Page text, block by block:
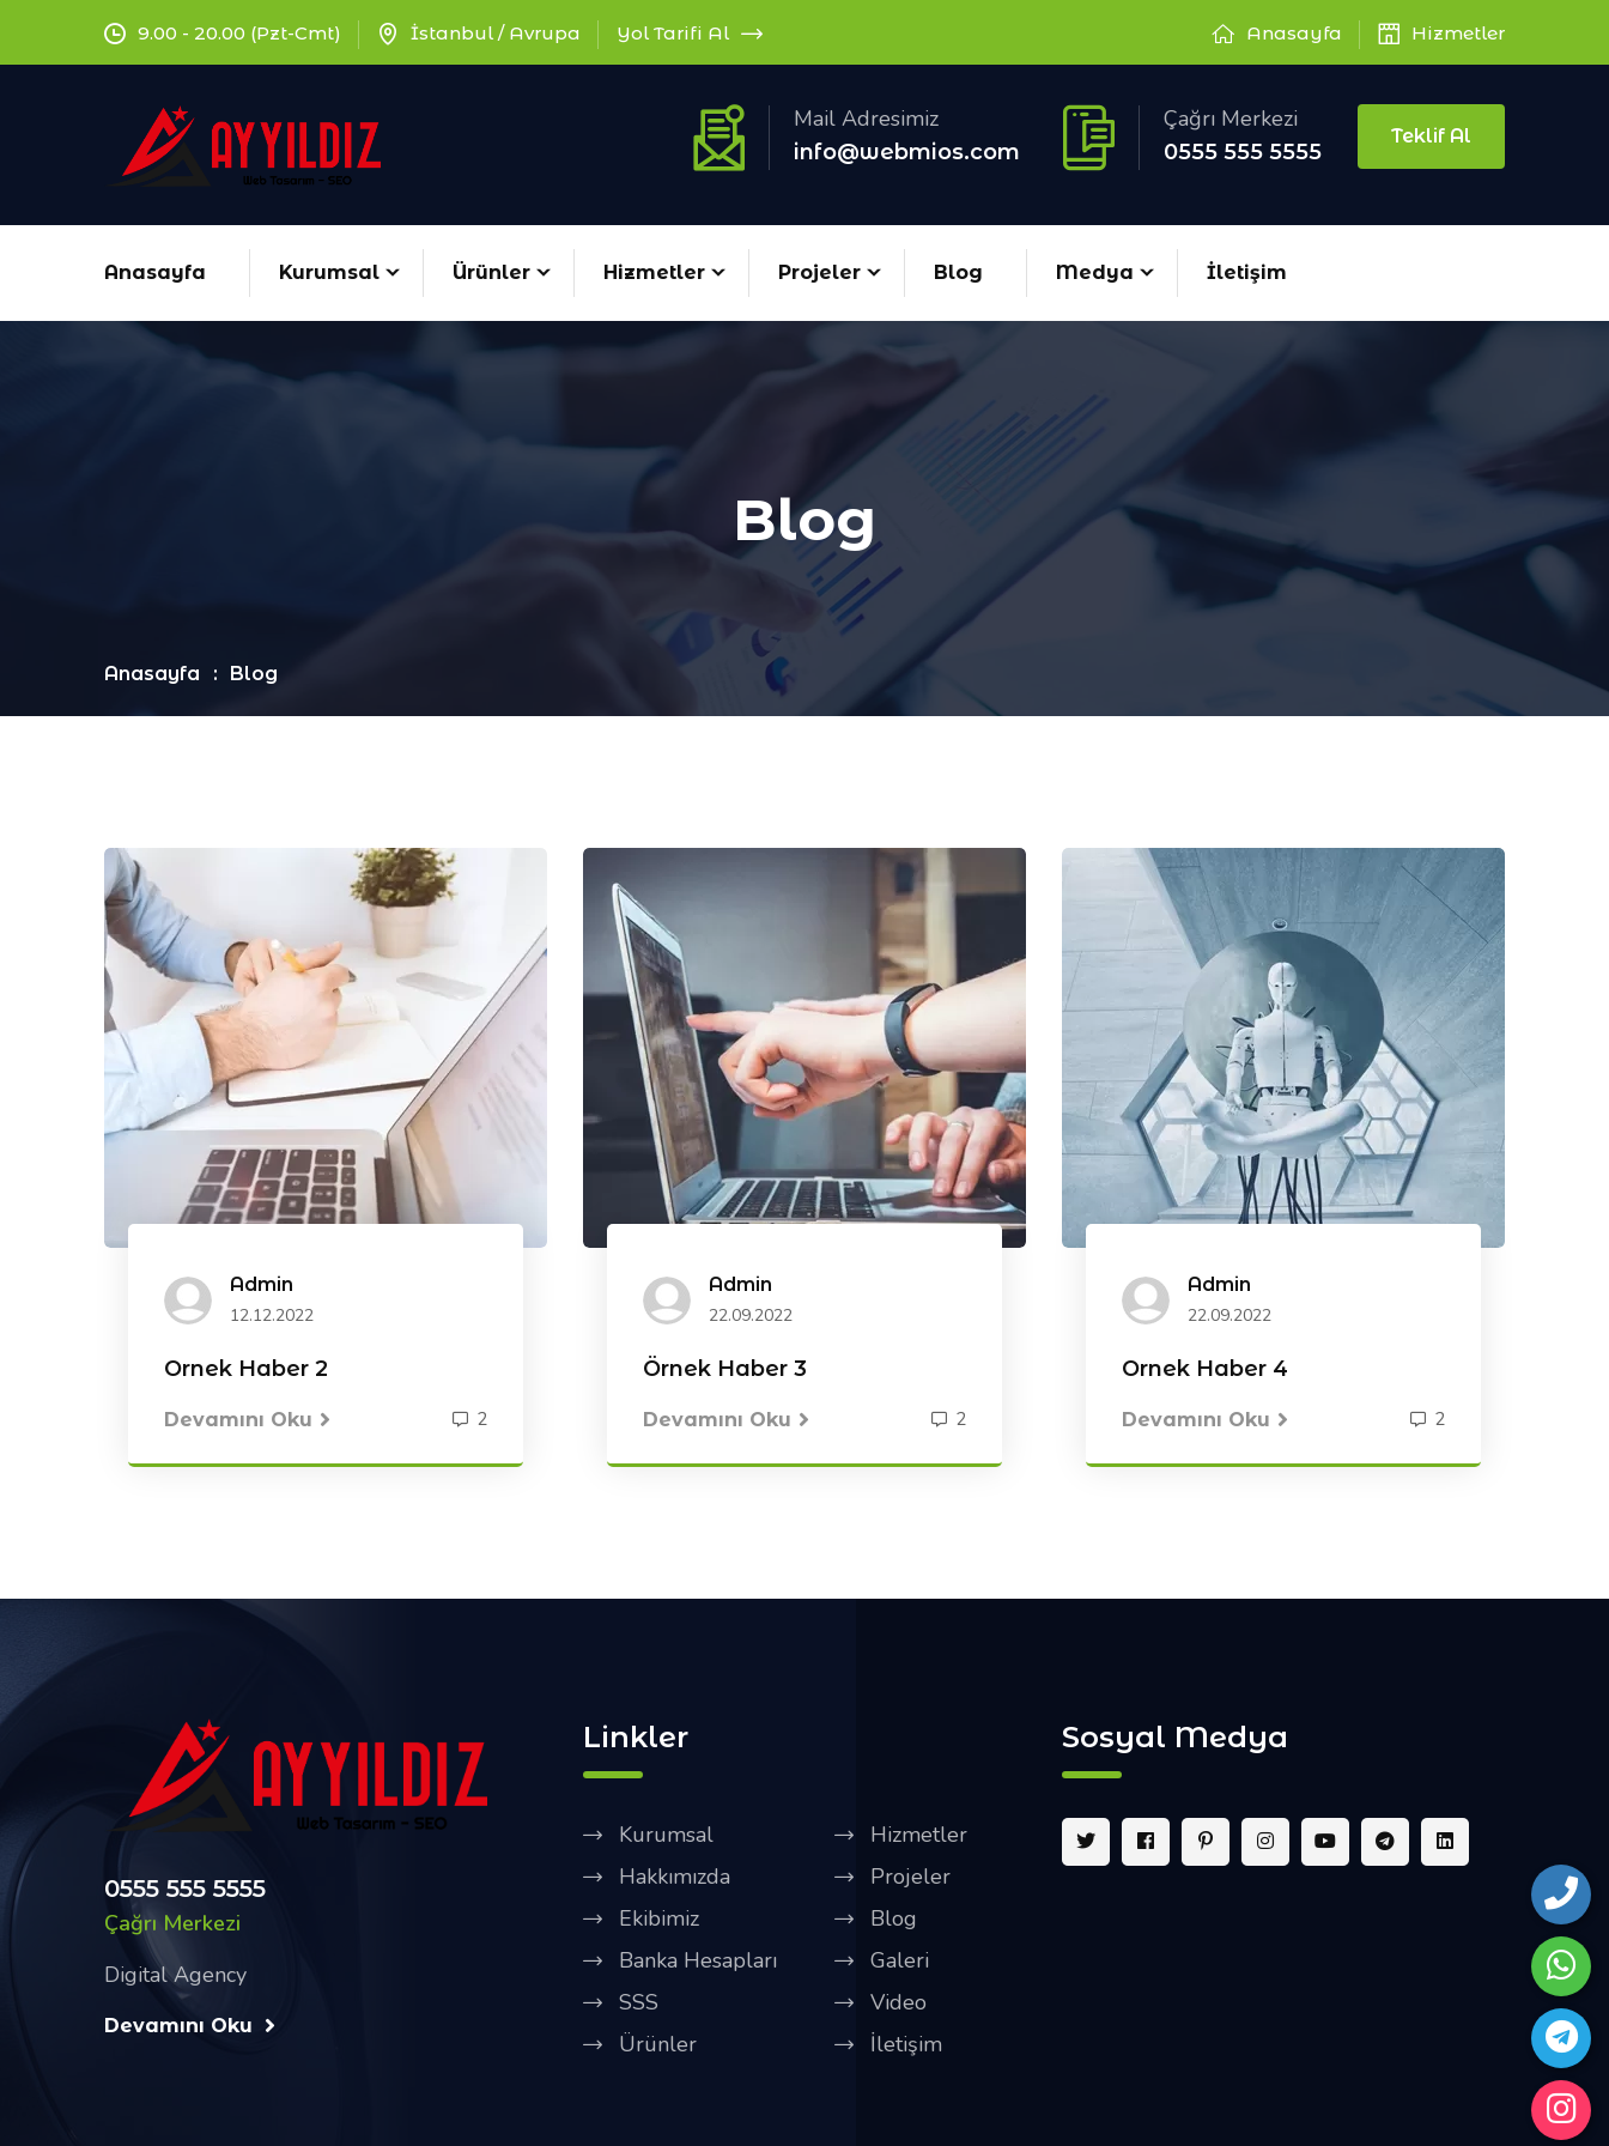
9.00 - 20.00 (Pzt-Cmt) İstanbul / Avrupa Yol Tarifi Al Anasayfa Hizmetler
Mail Adresimiz
info@webmios.com
Çağrı Merkezi
0555 555 5555
Teklif Al
Anasayfa Kurumsal Ürünler Hizmetler Projeler Blog Medya İletişim
Blog
Anasayfa Blog
Admin
12.12.2022
Ornek Haber 2
Devamını Oku 2
Admin
22.09.2022
Örnek Haber 3
Devamını Oku 2
Admin
22.09.2022
Ornek Haber 4
Devamını Oku 2
0555 555 5555
Çağrı Merkezi
Digital Agency
Devamını Oku
Linkler
Kurumsal
Hakkımızda
Ekibimiz
Banka Hesapları
SSS
Ürünler
Hizmetler
Projeler
Blog
Galeri
Video
İletişim
Sosyal Medya